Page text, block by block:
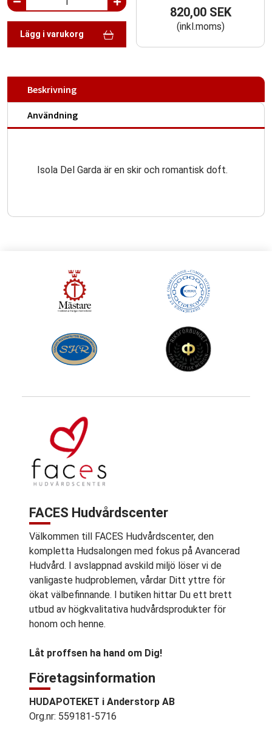
Lägg i varukorg
820,00 SEK
(inkl.moms)
Beskrivning
Användning
Isola Del Garda är en skir och romantisk doft.
FACES Hudvårdscenter
Välkommen till FACES Hudvårdscenter, den
kompletta Hudsalongen med fokus på Avancerad
Hudvård. I avslappnad avskild miljö löser vi de
vanligaste hudproblemen, vårdar Ditt yttre för
ökat välbefinnande. I butiken hittar Du ett brett
utbud av högkvalitativa hudvårdsprodukter för
honom och henne.
Låt proffsen ha hand om Dig!
Företagsinformation
HUDAPOTEKET i Anderstorp AB
Org.nr: 559181-5716